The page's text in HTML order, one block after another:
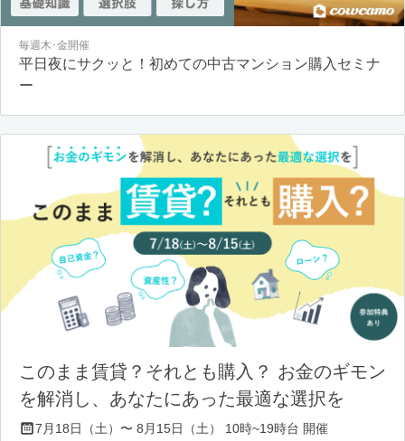
毎週木･金開催
平日夜にサクッと！初めての中古マンション購入セミナ
ー
このまま賃貸？それとも購入？ お金のギモン
を解消し、あなたにあった最適な選択を
7月18日（土）〜 8月15日（土） 10時~19時台 開催